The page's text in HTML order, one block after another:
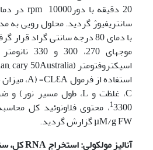
با دمای 80 درجه سانتی گراد
موجهای
C، غلظت و L، طول مسیر نور) و ضریب خاموشی cm
13300، محتوی فلاونوئید کل
µM/g FW گزارش گردید.
آنالیز مولکولی:استخراجRNAکل،